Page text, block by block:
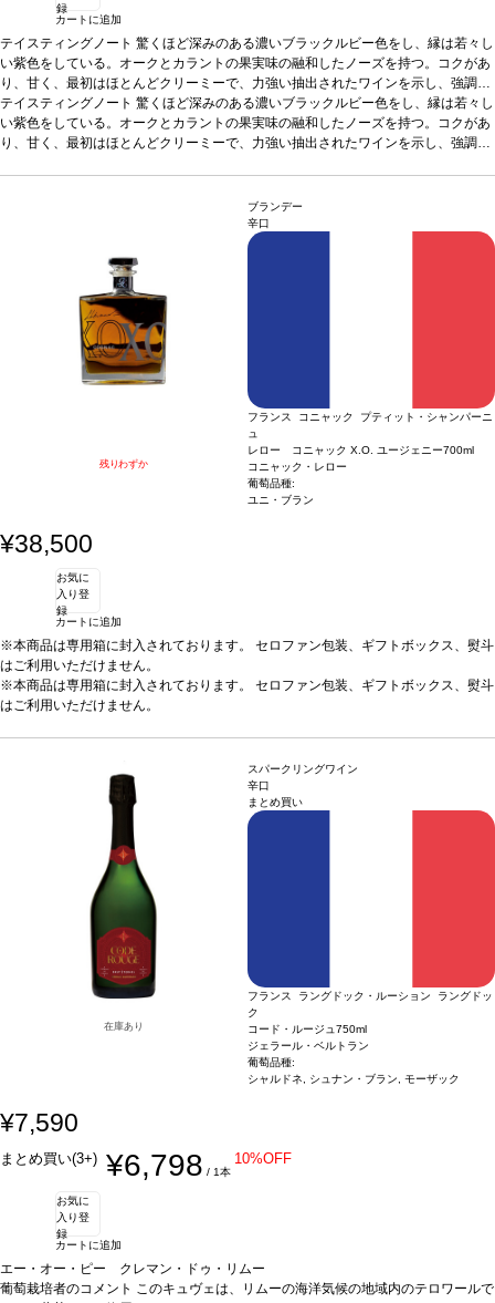
録
カートに追加
テイスティングノート 驚くほど深みのある濃いブラックルビー色をし、縁は若々し
い紫色をしている。オークとカラントの果実味の融和したノーズを持つ。コクがあ
り、甘く、最初はほとんどクリーミーで、力強い抽出されたワインを示し、強調さ
れたタンニンがある。力強いと同時に、きれいにバランスが取れており、豊かでト
ースティーなノーズを持ち、バニラの含みと良い酸度が伴う。ミディアムボディ、
きれいにバランスが取れており、しっかりとしていて、オークに包まれたがっしり
テイスティングノート 驚くほど深みのある濃いブラックルビー色をし、縁は若々し
い紫色をしている。オークとカラントの果実味の融和したノーズを持つ。コクがあ
り、甘く、最初はほとんどクリーミーで、力強い抽出されたワインを示し、強調さ
きれいにバランスが取れており、しっかりとしていて、オークに包まれたがっしり
とした核を持ち、しっかりとし比較的融和した後味がある。
残りわずか
ブランデー
辛口
フランス コニャック プティット・シャンパーニ
ュ
レロー コニャック X.O. ユージェニー700ml
コニャック・レロー
葡萄品種:
ユニ・ブラン
¥38,500
お気に
入り登
録
カートに追加
※本商品は専用箱に封入されております。 セロファン包装、ギフトボックス、熨斗
はご利用いただけません。
※本商品は専用箱に封入されております。 セロファン包装、ギフトボックス、熨斗
はご利用いただけません。
在庫あり
スパークリングワイン
辛口
まとめ買い
フランス ラングドック・ルーション ラングドッ
ク
コード・ルージュ750ml
ジェラール・ベルトラン
葡萄品種:
シャルドネ, シュナン・ブラン, モーザック
¥7,590
まとめ買い(3+) ¥6,798 / 1本
10%OFF
お気に
入り登
録
カートに追加
エー・オー・ピー クレマン・ドゥ・リムー
葡萄栽培者のコメント このキュヴェは、リムーの海洋気候の地域内のテロワールで